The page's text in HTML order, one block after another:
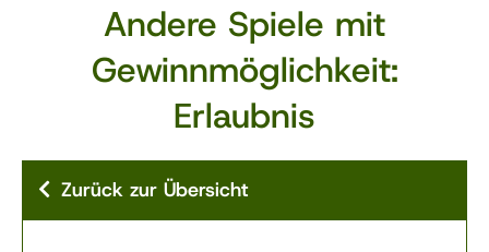
Andere Spiele mit
Gewinnmöglichkeit:
Erlaubnis
Zurück zur Übersicht